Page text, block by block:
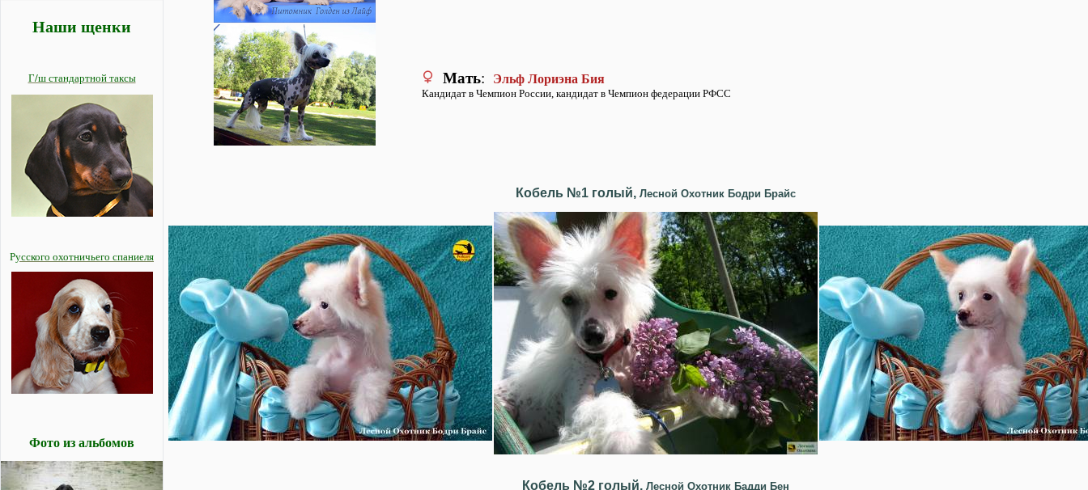
Наши щенки
Г/ш стандартной таксы
Русского охотничьего спаниеля
Фото из альбомов
Мать: Эльф Лориэна Бия
Кандидат в Чемпион России, кандидат в Чемпион федерации РФСС
Кобель №1 голый, Лесной Охотник Бодри Брайс
Кобель №2 голый, Лесной Охотник Бадди Бен